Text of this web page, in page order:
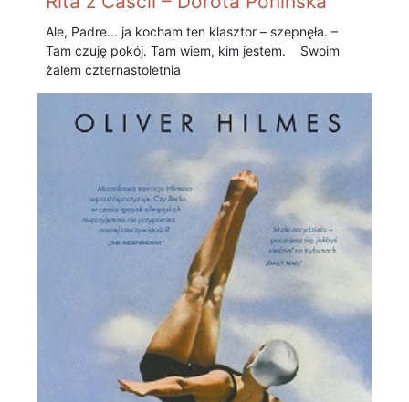
Ale, Padre... ja kocham ten klasztor – szepnęła. –
Tam czuję pokój. Tam wiem, kim jestem. Swoim
żalem czternastoletnia